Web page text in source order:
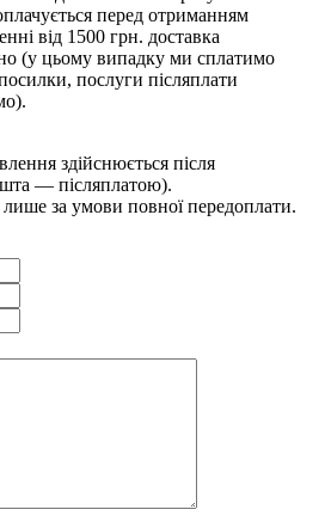
перед отриманням
від 1500 грн. доставка
(у цьому випадку ми сплатимо
послуги післяплати
здійснюється після
— післяплатою).
за умови повної передоплати.